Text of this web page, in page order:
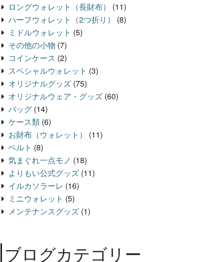
ロングウォレット（長財布）
(11)
ハーフウォレット（2つ折り）
(8)
ミドルウォレット (5)
その他の小物 (7)
コインケース (2)
スペシャルウォレット (3)
オリジナルグッズ (75)
オリジナルウェア・グッズ (60)
バッグ (14)
ケース類 (6)
お財布（ウォレット）
(11)
ベルト (8)
気まぐれ一点モノ (18)
よりもい公式グッズ (11)
イルカソラーレ (16)
ミニウォレット (5)
メンテナンスグッズ (1)
ブログカテゴリー